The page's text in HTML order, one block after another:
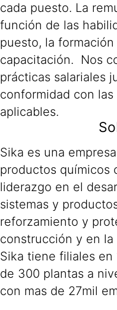
cada puesto. La
función de las
puesto, la
capacitación. Nos
prácticas salariales
conformidad con
aplicables.
Sika es una
productos químicos
liderazgo en el
sistemas y
reforzamiento y
construcción y en
Sika tiene filiales en
de 300 plantas a
con mas de 27mil